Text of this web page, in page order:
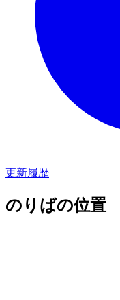
更新履歴
のりばの位置